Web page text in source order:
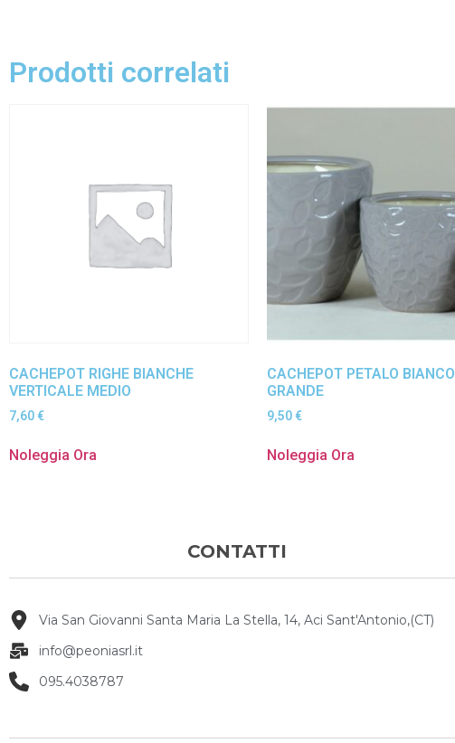
Prodotti correlati
CACHEPOT RIGHE BIANCHE
VERTICALE MEDIO
7,60 €
Noleggia Ora
CACHEPOT PETALO BIANCO
GRANDE
9,50 €
Noleggia Ora
CONTATTI
Via San Giovanni Santa Maria La Stella, 14, Aci Sant'Antonio,(CT)
info@peoniasrl.it
095.4038787